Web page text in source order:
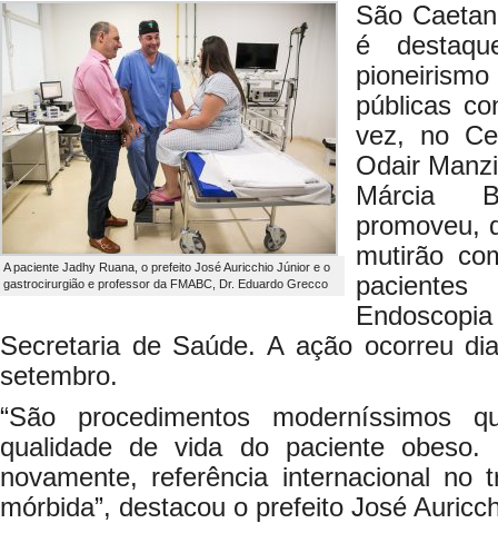
A paciente Jadhy Ruana, o prefeito José Auricchio Júnior e o
gastrocirurgião e professor da FMABC, Dr. Eduardo Grecco
São
é
públicas
vez, no
Odair
Márcia
promoveu,
mutirão
Secretaria de Saúde. A ação ocorreu
setembro.
“São procedimentos moderníssimos
qualidade de vida do paciente
novamente, referência internacional no
mórbida”, destacou o prefeito José